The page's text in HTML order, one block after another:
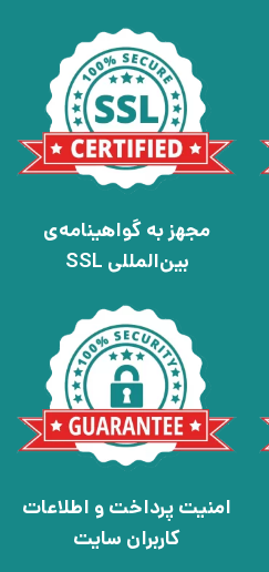
مجهز به گواهینامه‌ی
بین‌المللی SSL
امنیت پرداخت و اطلاعات
کاربران سایت